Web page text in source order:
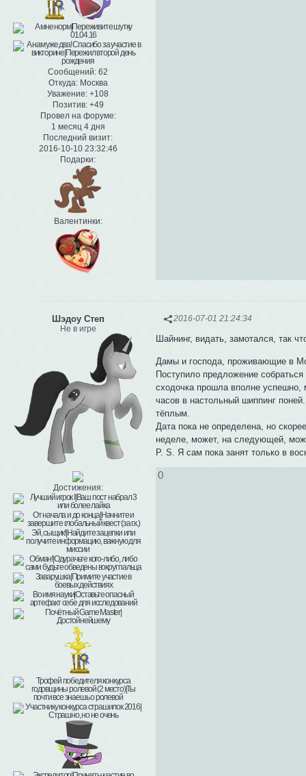
Сообщений: 62
Откуда:Москва
Уважение: +108
Позитив: +49
Провел на форуме:
1 месяц 4 дня
Последний визит:
2016-10-10 23:32:46
Подарки:
Валентинки:
2016-07-01 21:24:34
Шэдоу Степ
Не в игре
Достижения:
Шайнинг, видать, замотался, так
Дамы и господа, проживающие в
Поступило предложение
сходочка прошла вполне успешно,
часов в настольный шиппинг
тёплым.
Дата пока не определена, но
неделе, может, на следующей,
P. S. Я сам пока занят только в
0